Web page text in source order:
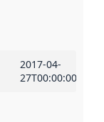
2017-04-
27T00:00:00Z